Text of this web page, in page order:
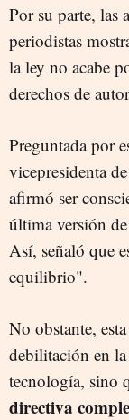
Por su parte, las
periodistas
la ley no acabe
derechos de
Preguntada por
vicepresidenta
afirmó ser
última versión
Así, señaló que
equilibrio".
No obstante,
debilitación en
tecnología, sino
directiva